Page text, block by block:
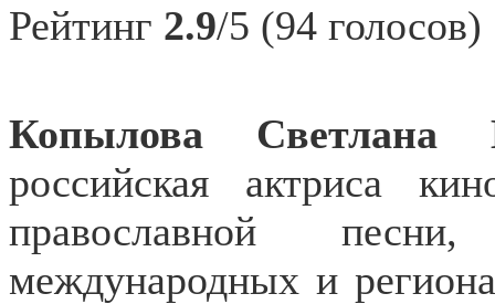
Рейтинг 2.9/5 (94 голосов)
Копылова Светлана
российская актриса
православной
международных и